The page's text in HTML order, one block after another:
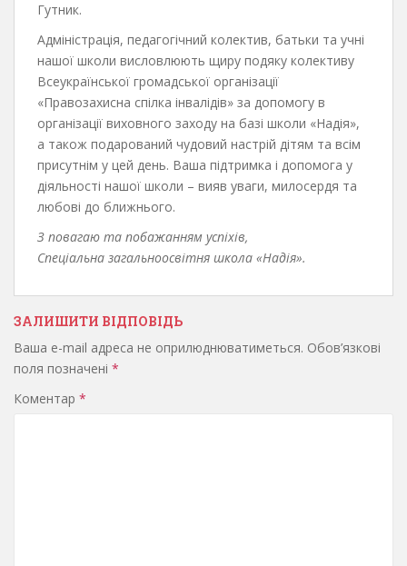
Гутник.
Адміністрація, педагогічний колектив, батьки та учні
нашої школи висловлюють щиру подяку колективу
Всеукраїнської громадської організації
«Правозахисна спілка інвалідів» за допомогу в
організації виховного заходу на базі школи «Надія»,
а також подарований чудовий настрій дітям та всім
присутнім у цей день. Ваша підтримка і допомога у
діяльності нашої школи – вияв уваги, милосердя та
любові до ближнього.
З повагаю та побажанням успіхів,
Спеціальна загальноосвітня школа «Надія».
ЗАЛИШИТИ ВІДПОВІДЬ
Ваша e-mail адреса не оприлюднюватиметься. Обов’язкові
поля позначені *
Коментар *